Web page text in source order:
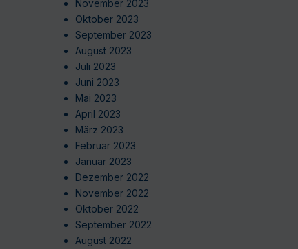
November 2023
Oktober 2023
September 2023
August 2023
Juli 2023
Juni 2023
Mai 2023
April 2023
März 2023
Februar 2023
Januar 2023
Dezember 2022
November 2022
Oktober 2022
September 2022
August 2022